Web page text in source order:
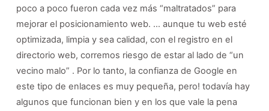
poco a poco fueron cada vez más “maltratados” para
mejorar el posicionamiento web. … aunque tu web esté
optimizada, limpia y sea calidad, con el registro en el
directorio web, corremos riesgo de estar al lado de “un
vecino malo” . Por lo tanto, la confianza de Google en
este tipo de enlaces es muy pequeña, pero! todavía hay
algunos que funcionan bien y en los que vale la pena